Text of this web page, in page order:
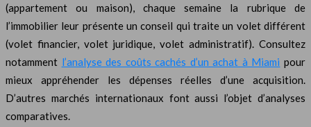
(appartement ou maison), chaque semaine la rubrique de
l’immobilier leur présente un conseil qui traite un volet différent
(volet financier, volet juridique, volet administratif). Consultez
notamment l’analyse des coûts cachés d’un achat à Miami pour
mieux appréhender les dépenses réelles d’une acquisition.
D’autres marchés internationaux font aussi l’objet d’analyses
comparatives.